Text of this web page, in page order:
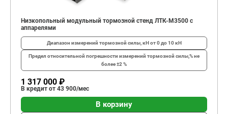
Низкопольный модульный тормозной стенд ЛТК-М3500 с
аппарелями
Диапазон измерений тормозной силы, кНот 0 до 10 кН
Предел относительной погрешности измерений тормозной силы,%не
более ±2 %
1 317 000 ₽
В кредит от 43 900/мес
В корзину